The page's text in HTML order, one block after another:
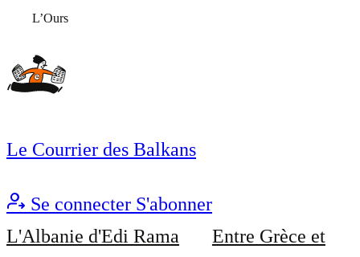
L’Ours
Le Courrier des Balkans
Se connecter S'abonner
L'Albanie d'Edi Rama
Entre Grèce et